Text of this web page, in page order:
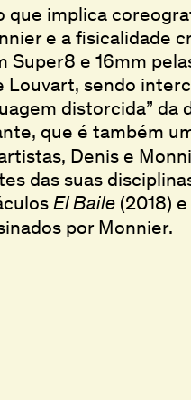
que implica
e a fisicalidade
Super8 e 16mm
sendo
distorcida” da
que é também
Denis e
das suas
El Baile(2018) e
por Monnier.